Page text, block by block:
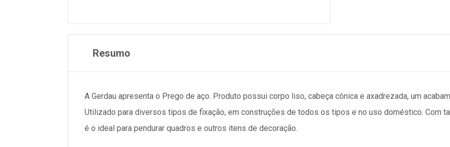
Resumo
A Gerdau apresenta o Prego de aço. Produto possui corpo liso, cabeça cônica e axadrezada, um
Utilizado para diversos tipos de fixação, em construções de todos os tipos e no uso doméstico. Com
é o ideal para pendurar quadros e outros itens de decoração.